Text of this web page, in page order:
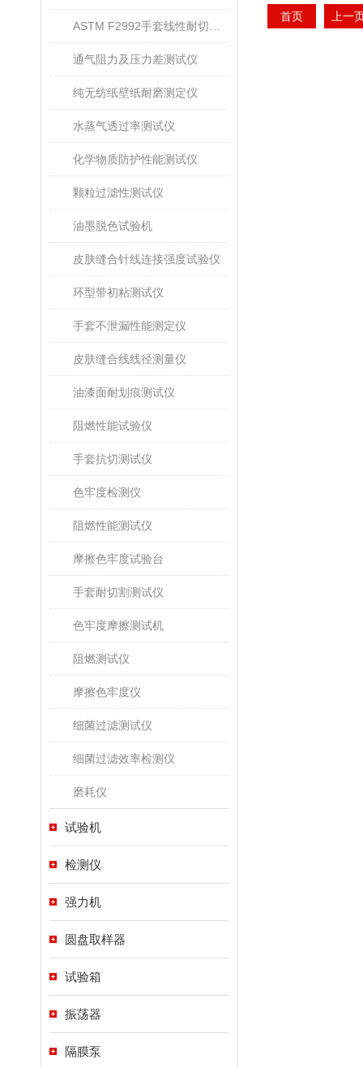
通气阻力及压力差测试仪
纯无纺纸壁纸耐磨测定仪
水蒸气透过率测试仪
化学物质防护性能测试仪
颗粒过滤性测试仪
油墨脱色试验机
皮肤缝合针线连接强度试验仪
环型带初粘测试仪
手套不泄漏性能测定仪
皮肤缝合线线径测量仪
油漆面耐划痕测试仪
阻燃性能试验仪
手套抗切测试仪
色牢度检测仪
阻燃性能测试仪
摩擦色牢度试验台
手套耐切割测试仪
色牢度摩擦测试机
阻燃测试仪
摩擦色牢度仪
细菌过滤测试仪
细菌过滤效率检测仪
磨耗仪
试验机
检测仪
强力机
圆盘取样器
试验箱
振荡器
隔膜泵
首页 上一